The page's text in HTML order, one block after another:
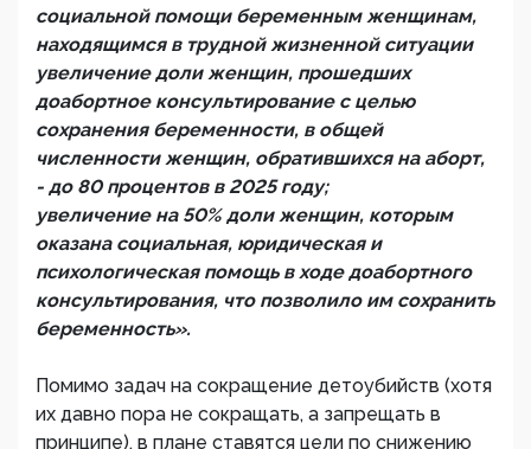
социальной помощи беременным женщинам,
находящимся в трудной жизненной ситуации
увеличение доли женщин, прошедших
доабортное консультирование с целью
сохранения беременности, в общей
численности женщин, обратившихся на аборт,
- до 80 процентов в 2025 году;
увеличение на 50% доли женщин, которым
оказана социальная, юридическая и
психологическая помощь в ходе доабортного
консультирования, что позволило им сохранить
беременность».
Помимо задач на сокращение детоубийств (хотя
их давно пора не сокращать, а запрещать в
принципе), в плане ставятся цели по снижению